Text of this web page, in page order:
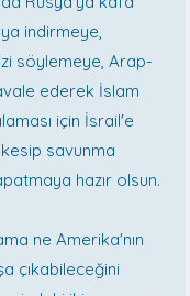
indirmeye,
söylemeye, Arap-
ederek İslam
için İsrail'e
savunma
hazır olsun.
ne Amerika'nın
çıkabileceğini